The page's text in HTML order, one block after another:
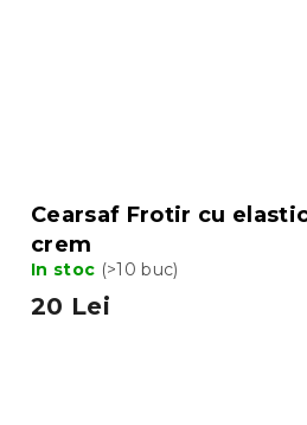
Cearsaf Frotir cu
crem
In stoc (>10 buc)
20 Lei